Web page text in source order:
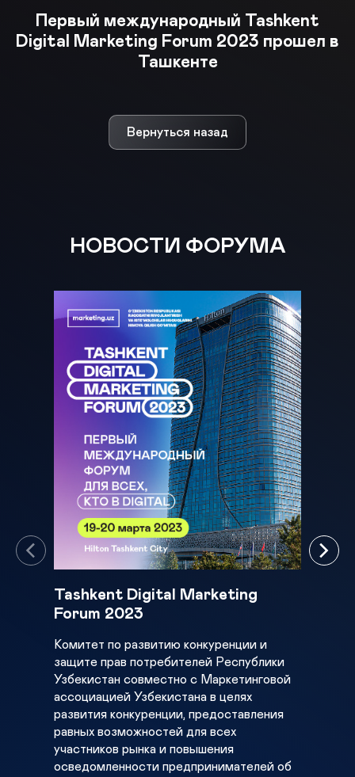
Первый международный Tashkent
Digital Marketing Forum 2023 прошел в
Ташкенте
Вернуться назад
НОВОСТИ ФОРУМА
Tashkent Digital Marketing
Forum 2023
Комитет по развитию конкуренции и
защите прав потребителей Республики
Узбекистан совместно с Маркетинговой
ассоциацией Узбекистана в целяx
развития конкуренции, предоставления
равныx возможностей для всеx
участников рынка и повышения
осведомленности предпринимателей об